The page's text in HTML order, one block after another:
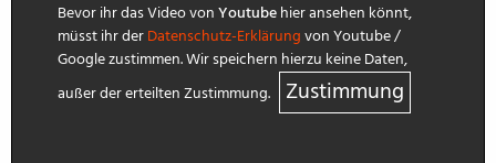
Bevor ihr das Video vonYoutubehier ansehen könnt,
müsst ihr derDatenschutz-Erklärungvon Youtube /
Google zustimmen. Wir speichern hierzu keine Daten,
außer der erteilten Zustimmung.
Zustimmung